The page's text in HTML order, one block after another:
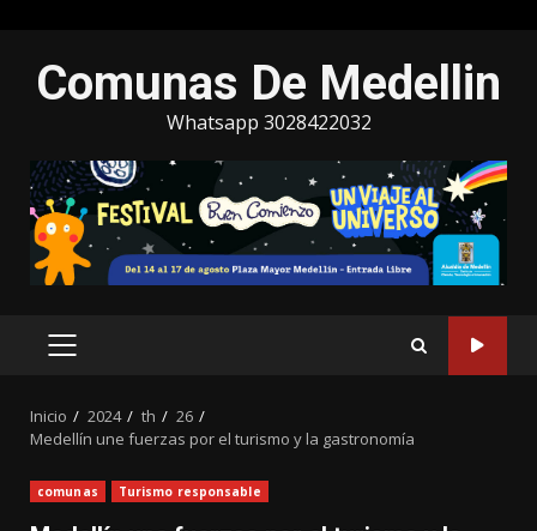
contenido
Comunas De Medellin
Whatsapp 3028422032
MENÚ
Inicio 2024 th
26
Medellín une fuerzas por el turismo y la gastronomía
comunas Turismo responsable